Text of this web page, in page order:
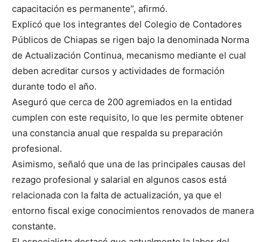
capacitación es permanente”, afirmó.
Explicó que los integrantes del Colegio de Contadores
Públicos de Chiapas se rigen bajo la denominada Norma
de Actualización Continua, mecanismo mediante el cual
deben acreditar cursos y actividades de formación
durante todo el año.
Aseguró que cerca de 200 agremiados en la entidad
cumplen con este requisito, lo que les permite obtener
una constancia anual que respalda su preparación
profesional.
Asimismo, señaló que una de las principales causas del
rezago profesional y salarial en algunos casos está
relacionada con la falta de actualización, ya que el
entorno fiscal exige conocimientos renovados de manera
constante.